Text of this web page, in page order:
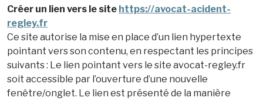
Créer un lien vers le site https://avocat-acident-
regley.fr
Ce site autorise la mise en place d’un lien hypertexte
pointant vers son contenu, en respectant les principes
suivants : Le lien pointant vers le site avocat-regley.fr
soit accessible par l’ouverture d’une nouvelle
fenêtre/onglet. Le lien est présenté de la manière